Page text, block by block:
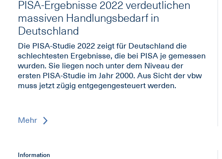
PISA-Ergebnisse 2022 verdeutlichen
massiven Handlungsbedarf in
Deutschland
Die PISA-Studie 2022 zeigt für Deutschland die
schlechtesten Ergebnisse, die bei PISA je gemessen
wurden. Sie liegen noch unter dem Niveau der
ersten PISA-Studie im Jahr 2000. Aus Sicht der vbw
muss jetzt zügig entgegengesteuert werden.
Mehr
Information